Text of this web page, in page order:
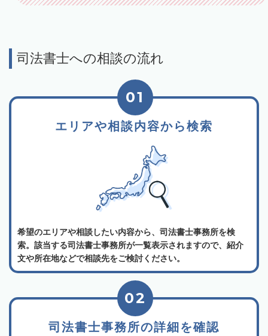
司法書士への相談の流れ
エリアや相談内容から検索
01
希望のエリアや相談したい内容から、司法書士事務所を検
索。該当する司法書士事務所が一覧表示されますので、紹介
文や所在地などで相談先をご検討ください。
司法書士事務所の詳細を確認
02